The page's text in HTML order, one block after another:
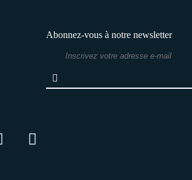
Abonnez-vous à notre newsletter